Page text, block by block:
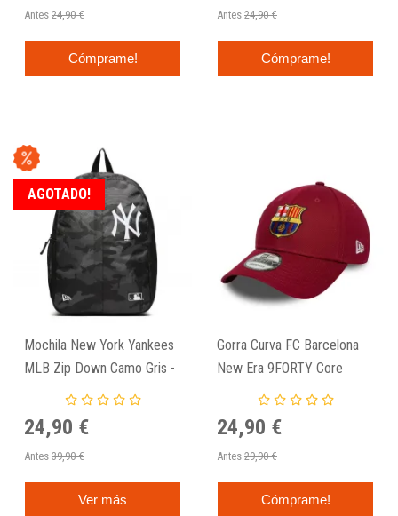
Antes 24,90 €
Cómprame!
Antes 24,90 €
Cómprame!
Mochila New York Yankees
MLB Zip Down Camo Gris -
New Era
24,90 €
Antes 39,90 €
Ver más
AGOTADO!
Gorra Curva FC Barcelona
New Era 9FORTY Core
24,90 €
Antes 29,90 €
Cómprame!